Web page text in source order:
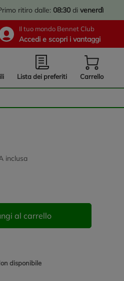
ritiro dalle: 08:30 di venerdì
Il tuo mondo Bennet Club
Accedi e scopri i vantaggi
Lista dei preferiti Carrello
inclusa
al carrello
disponibile